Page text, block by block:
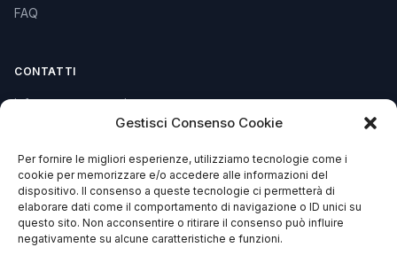
Gestisci Consenso Cookie
Per fornire le migliori esperienze, utilizziamo tecnologie come i
cookie per memorizzare e/o accedere alle informazioni del
dispositivo. Il consenso a queste tecnologie ci permetterà di
elaborare dati come il comportamento di navigazione o ID unici su
questo sito. Non acconsentire o ritirare il consenso può influire
negativamente su alcune caratteristiche e funzioni.
FAQ
CONTATTI
info@soccorsowp.it
PEC: gtechgroup@pec.it
Privacy Policy
Cookie Policy
Termini e Condizioni